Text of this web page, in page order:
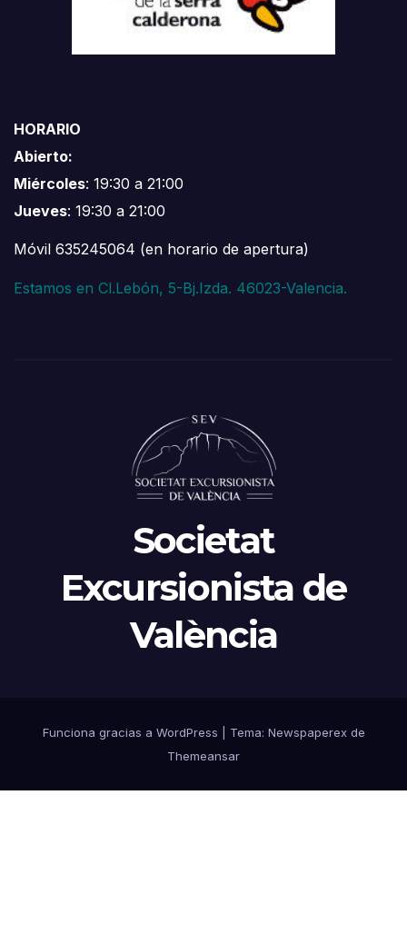
HORARIO
Abierto:
Miércoles: 19:30 a 21:00
Jueves: 19:30 a 21:00
Móvil 635245064 (en horario de apertura)
Estamos en Cl.Lebón, 5-Bj.Izda. 46023-Valencia.
Societat
Excursionista de
València
Funciona gracias a WordPress
Tema: Newspaperex de
Themeansar